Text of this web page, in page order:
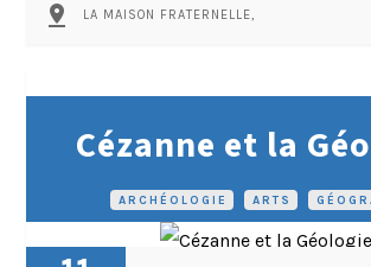
pin_drop LA MAISON FRATERNELLE,
ARCHÉOLOGIE ARTS
Cézanne et la